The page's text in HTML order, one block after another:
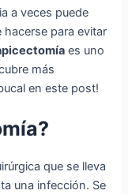
a veces puede
hacerse para evitar
es uno
más
en este post!
que se lleva
una infección. Se